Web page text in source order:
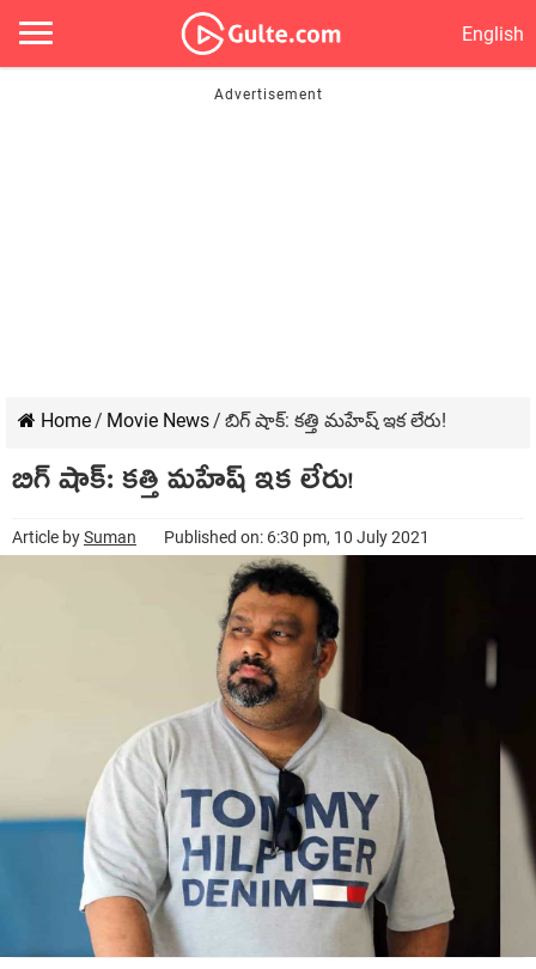
English
Home/ Movie News/ బిగ్ షాక్‌: క‌త్తి మ‌హేష్ ఇక లేరు!
బిగ్ షాక్‌: క‌త్తి మ‌హేష్ ఇక లేరు!
Article bySuman Published on: 6:30 pm, 10 July 2021